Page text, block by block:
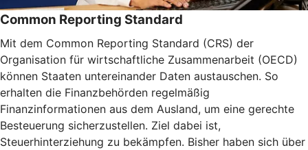
Common Reporting Standard
Mit dem Common Reporting Standard (CRS) der
Organisation für wirtschaftliche Zusammenarbeit (OECD)
können Staaten untereinander Daten austauschen. So
erhalten die Finanzbehörden regelmäßig
Finanzinformationen aus dem Ausland, um eine gerechte
Besteuerung sicherzustellen. Ziel dabei ist,
Steuerhinterziehung zu bekämpfen. Bisher haben sich über